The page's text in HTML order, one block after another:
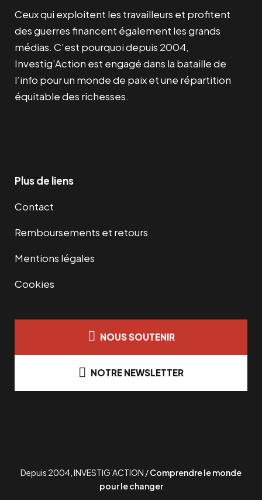
Ceux qui exploitent les travailleurs et profitent
des guerres financent également les grands
médias. C’est pourquoi depuis 2004,
Investig’Action est engagé dans la bataille de
l’info pour un monde de paix et une répartition
équitable des richesses.
Plus de liens
Contact
Remboursements et retours
Mentions légales
Cookies
NOUS SOUTENIR
NOTRE NEWSLETTER
Depuis 2004, INVESTIG’ACTION /Comprendre le monde
pour le changer